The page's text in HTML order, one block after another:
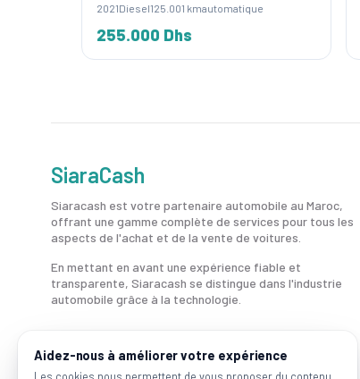
2021Diesel125.001 kmautomatique
255.000 Dhs
SiaraCash
Siaracash est votre partenaire automobile au Maroc,
offrant une gamme complète de services pour tous les
aspects de l'achat et de la vente de voitures.
En mettant en avant une expérience fiable et
transparente, Siaracash se distingue dans l'industrie
automobile grâce à la technologie.
Aidez-nous à améliorer votre expérience